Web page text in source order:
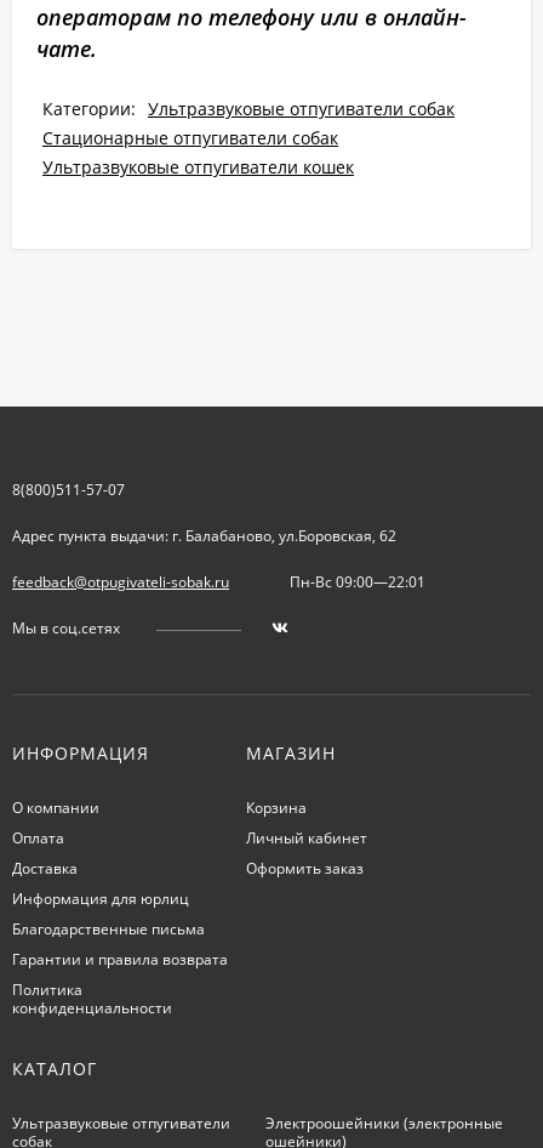
операторам по телефону или в онлайн-
чате.
Категории: Ультразвуковые отпугиватели собак
Стационарные отпугиватели собак
Ультразвуковые отпугиватели кошек
8(800)511-57-07
Адрес пункта выдачи: г. Балабаново, ул.Боровская, 62
feedback@otpugivateli-sobak.ru Пн-Вс 09:00—22:01
Мы в соц.сетях
ИНФОРМАЦИЯ
О компании
Оплата
Доставка
Информация для юрлиц
Благодарственные письма
Гарантии и правила возврата
Политика
конфиденциальности
МАГАЗИН
Корзина
Личный кабинет
Оформить заказ
КАТАЛОГ
Ультразвуковые отпугиватели
собак
Электроошейники (электронные
ошейники)